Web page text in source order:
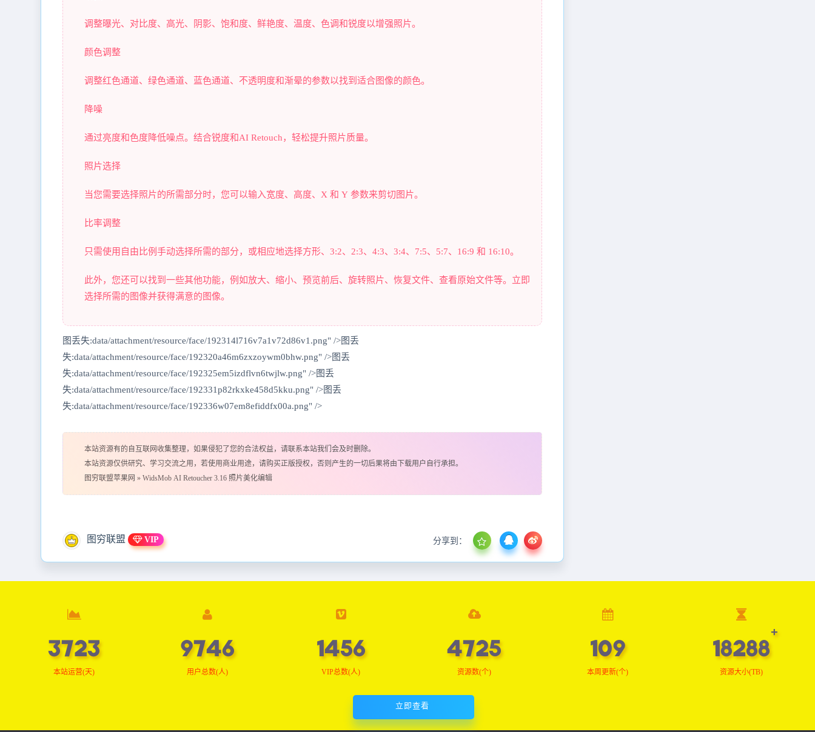
调整曝光、对比度、高光、阴影、饱和度、鲜艳度、温度、色调和锐度以增强照片。
颜色调整
调整红色通道、绿色通道、蓝色通道、不透明度和渐晕的参数以找到适合图像的颜色。
降噪
通过亮度和色度降低噪点。结合锐度和AI Retouch，轻松提升照片质量。
照片选择
当您需要选择照片的所需部分时，您可以输入宽度、高度、X 和 Y 参数来剪切图片。
比率调整
只需使用自由比例手动选择所需的部分，或相应地选择方形、3:2、2:3、4:3、3:4、7:5、5:7、16:9 和 16:10。
此外，您还可以找到一些其他功能，例如放大、缩小、预览前后、旋转照片、恢复文件、查看原始文件等。立即
选择所需的图像并获得满意的图像。
图丢失:data/attachment/resource/face/192314l716v7a1v72d86v1.png" />图丢
失:data/attachment/resource/face/192320a46m6zxzoywm0bhw.png" />图丢
失:data/attachment/resource/face/192325em5izdflvn6twjlw.png" />图丢
失:data/attachment/resource/face/192331p82rkxke458d5kku.png" />图丢
失:data/attachment/resource/face/192336w07em8efiddfx00a.png" />
本站资源有的自互联网收集整理，如果侵犯了您的合法权益，请联系本站我们会及时删除。
本站资源仅供研究、学习交流之用，若使用商业用途，请购买正版授权，否则产生的一切后果将由下载用户自行承担。
图穷联盟苹果网 » WidsMob AI Retoucher 3.16 照片美化编辑
图穷联盟 VIP 分享到：
3754
本站运营(天)
9827
用户总数(人)
1468
VIP总数(人)
4764
资源数(个)
110
本周更新(个)
18439
资源大小(TB)
立即查看